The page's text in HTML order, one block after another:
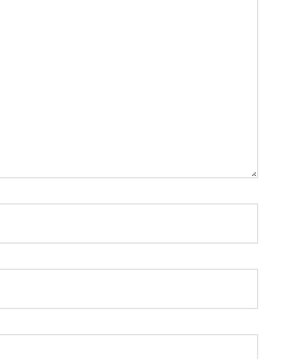
:*
:*